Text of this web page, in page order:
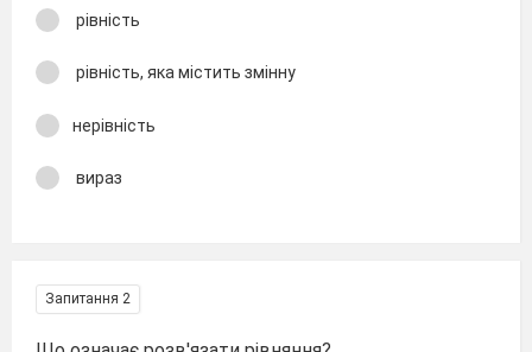
рівність
рівність, яка містить змінну
нерівність
вираз
Запитання 2